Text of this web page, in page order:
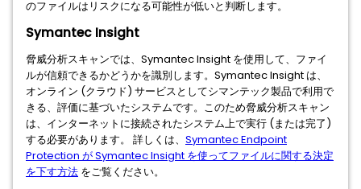
のファイルはリスクになる可能性が低いと判断します。
Symantec Insight
脅威分析スキャンでは、Symantec Insight を使用して、ファイ
ルが信頼できるかどうかを識別します。Symantec Insight は、
オンライン (クラウド) サービスとしてシマンテック製品で利用で
きる、評価に基づいたシステムです。このため脅威分析スキャン
は、インターネットに接続されたシステム上で実行 (または完了)
する必要があります。 詳しくは、 Symantec Endpoint
Protection が Symantec Insight を使ってファイルに関する決定
を下す方法 をご覧ください。